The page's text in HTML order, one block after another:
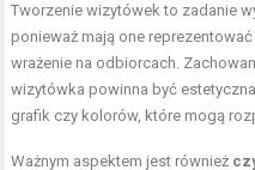
Tworzenie wizytówek to zadanie
ponieważ mają one
wrażenie na odbiorcach.
wizytówka powinna być
grafik czy kolorów, które mogą
Ważnym aspektem jest również